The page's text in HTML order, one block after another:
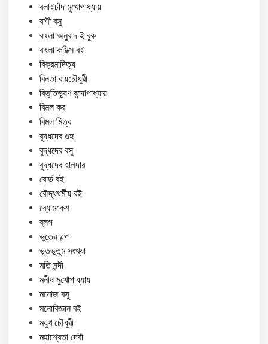
বলাইচাঁদ মুখোপাধ্যায়
বাণী বসু
বাংলা অনুবাদ ই বুক
বাংলা কমিক্স বই
বিক্রমাদিত্য
বিনতা রায়চৌধুরী
বিভূতিভূষণ বন্দোপাধ্যায়
বিমল কর
বিমল মিত্র
বুদ্ধদেব গুহ
বুদ্ধদেব বসু
বুদ্ধদেব হালদার
বোর্ড বই
বৌদ্ধধর্মীয় বই
ব্যোমকেশ
ব্লগ
ভুতের গল্প
ভূতভুতুম সংখ্যা
মতি নন্দী
মনীষ মুখোপাধ্যায়
মনোজ বসু
মনোবিজ্ঞান বই
ময়ুখ চৌধুরী
মহাশ্বেতা দেবী